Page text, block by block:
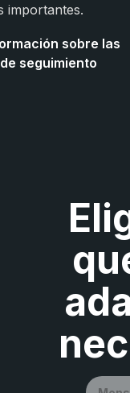
importantes.
sobre las
seguimiento